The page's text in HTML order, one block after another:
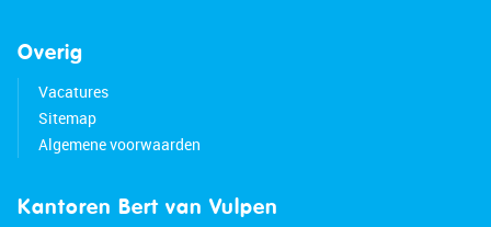
Overig
Vacatures
Sitemap
Algemene voorwaarden
Kantoren Bert van Vulpen